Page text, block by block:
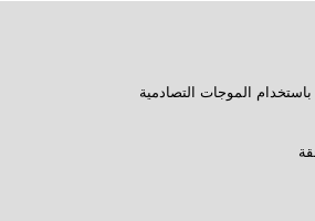
الموجات التصادمية